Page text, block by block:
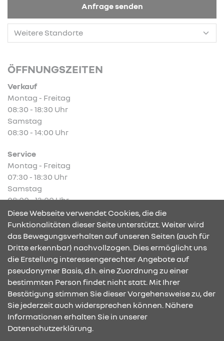
Anfrage senden
ÖFFNUNGSZEITEN
Verkauf
Montag - Freitag
08:30 - 18:30 Uhr
Samstag
08:30 - 14:00 Uhr
Service
Montag - Freitag
07:30 - 18:30 Uhr
Samstag
08:00 - 13:00 Uhr
KONTAKT & ANFAHRT
ÖFFNUNGSZEITEN
Diese Webseite verwendet Cookies, die die
Funktionalitäten dieser Seite unterstützt. Weiter wird
das Bewegungsverhalten auf unseren Seiten (auch für
Dritte erkennbar) nachvollzogen. Dies ermöglicht uns
die Erstellung interessengerechter Angebote auf
pseudonymer Basis, d.h. eine Zuordnung zu einer
bestimmten Person findet nicht statt. Mit Ihrer
Bestätigung stimmen Sie dieser Vorgehensweise zu, der
Sie jederzeit auch widersprechen können. Nähere
Informationen erhalten Sie in unserer
Datenschutzerklärung.